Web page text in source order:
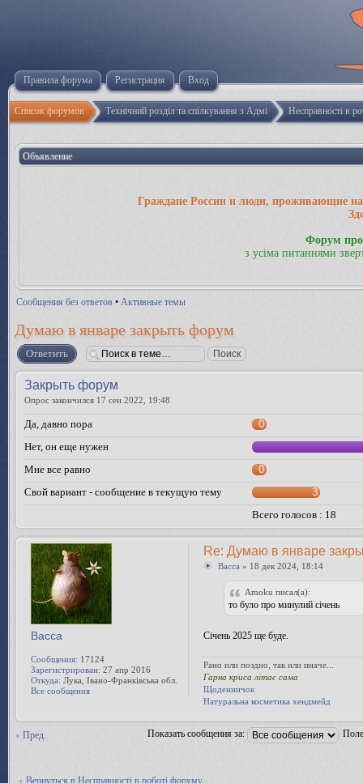
Правила форума Регистрация Вход
Список форумов Технічний розділ та спілкування з АдміністрацієюНесправності в
Объявление
Граждане России и люди, проживающие на
Форум
з усіма питаннями
Сообщения без ответов • Активные темы
Думаю в январе закрыть форум
Ответить
Закрыть форум
Опрос закончился 17 сен 2022, 19:48
Да, давно пора
0
Нет, он еще нужен
Мне все равно
0
Свой вариант - сообщение в текущую тему
3
Всего голосов : 18
Re: Думаю в январе
Bacca » 18 дек 2024, 18:14
Amoku писал(а):
то було про минулий січень
Сiчень 2025 ще буде.
Рано или поздно, так или иначе...
Гарна криса літає сама
Щоденничок
Натуральна косметика хендмейд
Bacca
Сообщения: 17124
Зарегистрирован: 27 апр 2016
Откуда: Лука, Івано-Франківська обл.
Все сообщения
Пред. Показать сообщения за:
Вернуться в Несправності в роботі форуму